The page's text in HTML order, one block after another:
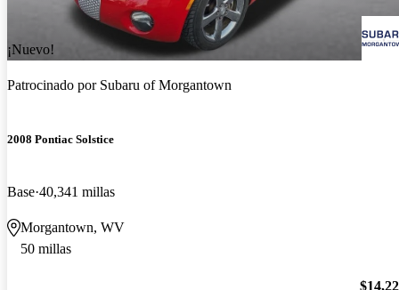
¡Nuevo!
Patrocinado por Subaru of Morgantown
2008 Pontiac Solstice
Base 40,341 millas
Morgantown, WV
50 millas